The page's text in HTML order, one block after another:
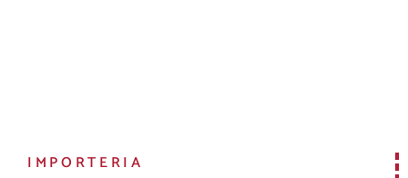
IMPORTERIA